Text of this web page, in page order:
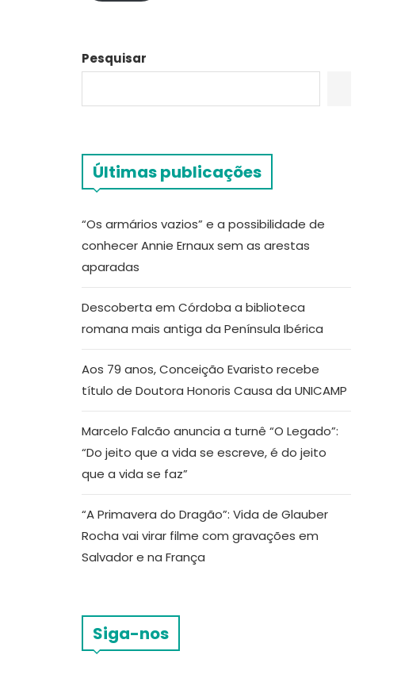
Pesquisar
Últimas publicações
“Os armários vazios” e a possibilidade de
conhecer Annie Ernaux sem as arestas
aparadas
Descoberta em Córdoba a biblioteca
romana mais antiga da Península Ibérica
Aos 79 anos, Conceição Evaristo recebe
título de Doutora Honoris Causa da UNICAMP
Marcelo Falcão anuncia a turnê “O Legado”:
“Do jeito que a vida se escreve, é do jeito
que a vida se faz”
“A Primavera do Dragão”: Vida de Glauber
Rocha vai virar filme com gravações em
Salvador e na França
Siga-nos